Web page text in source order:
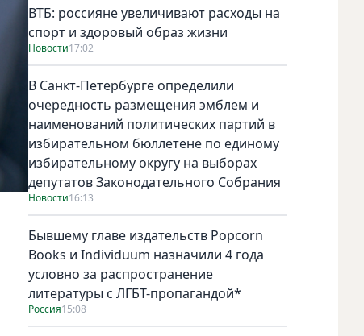
ВТБ: россияне увеличивают расходы на
спорт и здоровый образ жизни
Новости17:02
В Санкт-Петербурге определили
очередность размещения эмблем и
наименований политических партий в
избирательном бюллетене по единому
избирательному округу на выборах
депутатов Законодательного Собрания
Новости16:13
Бывшему главе издательств Popcorn
Books и Individuum назначили 4 года
условно за распространение
литературы с ЛГБТ-пропагандой*
Россия15:08